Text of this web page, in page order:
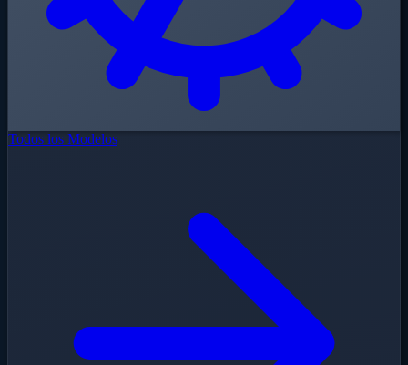
Todos los Modelos